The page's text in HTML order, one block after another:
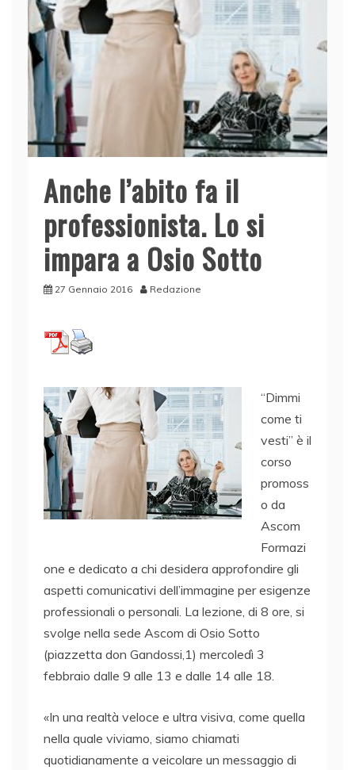
Anche l’abito fa il
professionista. Lo si
impara a Osio Sotto
27 Gennaio 2016 Redazione
“Dimmi
come ti
vesti” è il
corso
promoss
o da
Ascom
Formazi
one e dedicato a chi desidera approfondire gli
aspetti comunicativi dell’immagine per esigenze
professionali o personali. La lezione, di 8 ore, si
svolge nella sede Ascom di Osio Sotto
(piazzetta don Gandossi,1) mercoledì 3
febbraio dalle 9 alle 13 e dalle 14 alle 18.
«In una realtà veloce e ultra visiva, come quella
nella quale viviamo, siamo chiamati
quotidianamente a veicolare un messaggio di